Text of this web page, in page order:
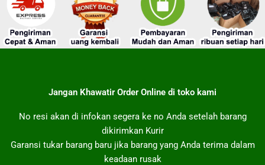
Jangan Khawatir Order Online di toko kami
No resi akan di infokan segera ke no Anda setelah barang
dikirimkan Kurir
Garansi tukar barang baru jika barang yang Anda terima dalam
keadaan rusak